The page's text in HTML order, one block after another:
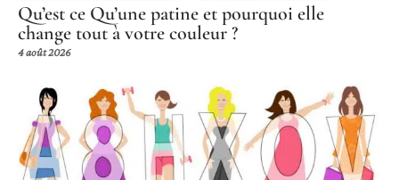
Qu’est ce Qu’une patine et pourquoi elle
change tout à votre couleur ?
4 août 2026